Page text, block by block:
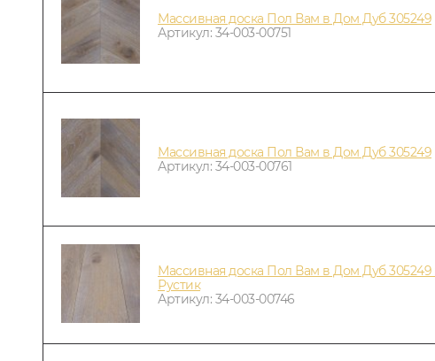
Массивная доска Пол Вам в Дом Дуб 305249
Артикул: 34-003-00751
Массивная доска Пол Вам в Дом Дуб 305249
Артикул: 34-003-00761
Массивная доска Пол Вам в Дом Дуб 305249
Рустик
Артикул: 34-003-00746